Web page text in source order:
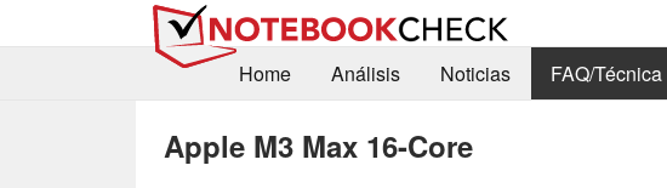
Home
Análisis Noticias FAQ/Técnica
Apple M3 Max 16-Core